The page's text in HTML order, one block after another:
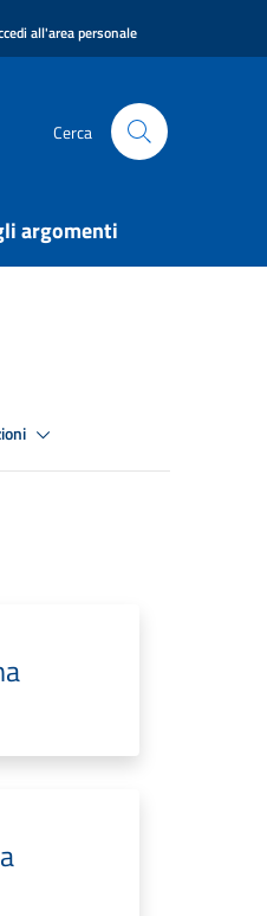
all'area personale
Cerca
argomenti